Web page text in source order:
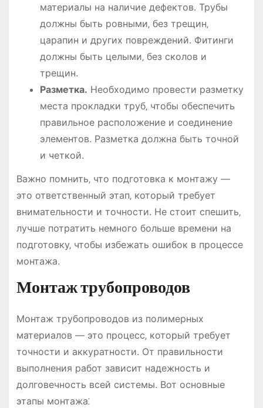
материалы на наличие дефектов. Трубы
должны быть ровными‚ без трещин‚
царапин и других повреждений. Фитинги
должны быть целыми‚ без сколов и
трещин.
Разметка. Необходимо провести разметку
места прокладки труб‚ чтобы обеспечить
правильное расположение и соединение
элементов. Разметка должна быть точной
и четкой.
Важно помнить‚ что подготовка к монтажу ―
это ответственный этап‚ который требует
внимательности и точности. Не стоит спешить‚
лучше потратить немного больше времени на
подготовку‚ чтобы избежать ошибок в процессе
монтажа.
Монтаж трубопроводов
Монтаж трубопроводов из полимерных
материалов ― это процесс‚ который требует
точности и аккуратности. От правильности
выполнения работ зависит надежность и
долговечность всей системы. Вот основные
этапы монтажа⁚